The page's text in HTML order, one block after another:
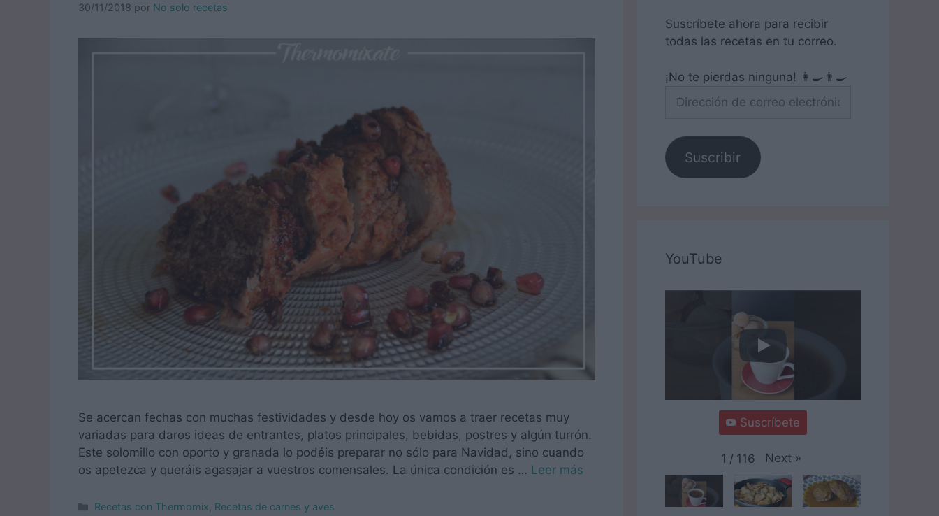
30/11/2018 por No solo recetas
Se acercan fechas con muchas festividades y desde hoy os vamos a traer recetas muy
variadas para daros ideas de entrantes, platos principales, bebidas, postres y algún turrón.
Este solomillo con oporto y granada lo podéis preparar no sólo para Navidad, sino cuando
os apetezca y queráis agasajar a vuestros comensales. La única condición es … Leer más
Categorías
Recetas con Thermomix Recetas de carnes y aves
Suscríbete ahora para recibir
todas las recetas en tu correo.
¡No te pierdas ninguna! 👩‍🍳👨‍🍳
de
electrónico
Suscribir
YouTube
Suscríbete
1 / 116 Next »